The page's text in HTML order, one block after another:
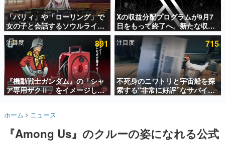
アプリセール情報
インタビュー
連載・特集一覧
殿堂入り記事
SNS拡散数が数千以上！ ページビュー数万以上！ などな
ど。多くの人々に読まれた、電ファミ渾身の“殿堂入り”記
事をまとめました。
名作ゲームクリエイターの方々に製作時のエピソードをお
きます。
「パリィ」や「ローリング」で
女の子と会話するソウルライク
恋愛ゲーム『小早川さんはソウ
ルライク』無料公開。返事に失
敗すると「YOU DIED」
Xの収益分配プログラムが9月7
日をもって終了へ。新たな収益
化制度「Original Content
Rewards Program」を発表
注目度 891
『機動戦士ガンダム』の「シャ
ア専用ザクⅡ」をイメージした
散水ホースリールが予約開始。
ークやジオン公国軍のエンブレ
注目度 715
不死身のニワトリと宇宙船を探
索する“非常に好評”なサバイバ
ルゲーム『Breathedge』が無
ホーム ニュース
『Among Us』のクルーの姿になれる公式